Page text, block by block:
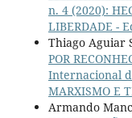
n. 4 (2020):
LIBERDADE -
Thiago Aguiar
POR
Internacional
MARXISMO E
Armando